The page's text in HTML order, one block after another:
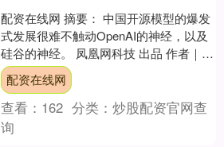
配资在线网 摘要： 中国开源模型的爆发
式发展很难不触动OpenAI的神经，以及
硅谷的神经。 凤凰网科技 出品 作者｜姜
凡 编辑｜董雨晴 北京时间8月6日凌晨，
O....
配资在线网
查看： 162 分类：炒股配资官网查
询